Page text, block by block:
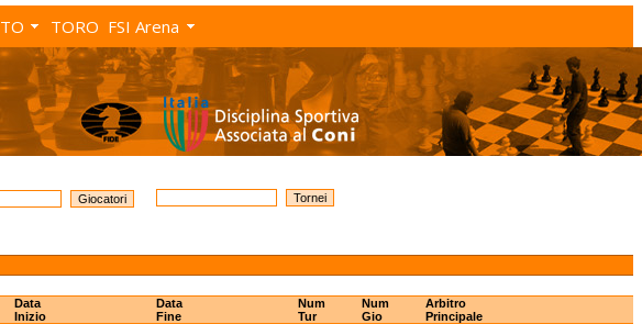
TORO FSI Arena
Data
Inizio
Data
Fine
Num
Tur
Num
Gio
Arbitro
Principale